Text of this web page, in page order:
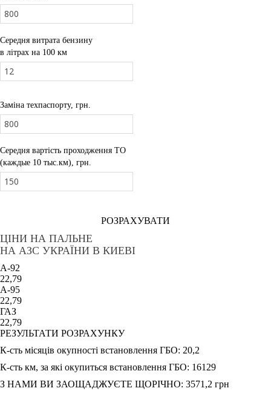
Середня витрата бензину
в літрах на 100 км
Заміна техпаспорту, грн.
Середня вартість проходження ТО
(каждые 10 тыс.км), грн.
РОЗРАХУВАТИ
ЦІНИ НА ПАЛЬНЕ
НА АЗС УКРАЇНИ В КИЕВІ
A-92
22,79
A-95
22,79
ГАЗ
22,79
РЕЗУЛЬТАТИ РОЗРАХУНКУ
К-сть місяців окупності встановлення ГБО: 20,2
К-сть км, за які окупиться встановлення ГБО: 16129
З НАМИ ВИ ЗАОЩАДЖУЄТЕ ЩОРІЧНО: 3571,2 грн